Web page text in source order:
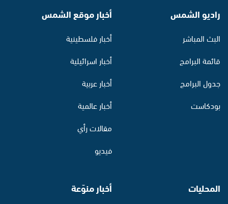
راديو الشمس
البث المباشر
قائمة البرامج
جدول البرامج
بودكاست
أخبار موقع الشمس
أخبار فلسطينية
أخبار اسرائيلية
أخبار عربية
أخبار عالمية
مقالات رأي
فيديو
المحليات أخبار منوّعة